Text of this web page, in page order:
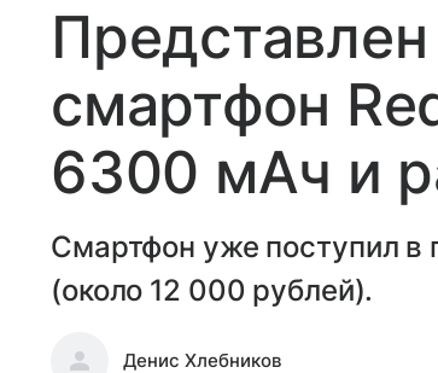
смартфон
6300 мАч и
Смартфон уже поступил в
(около 12 000 рублей).
Денис Хлебников